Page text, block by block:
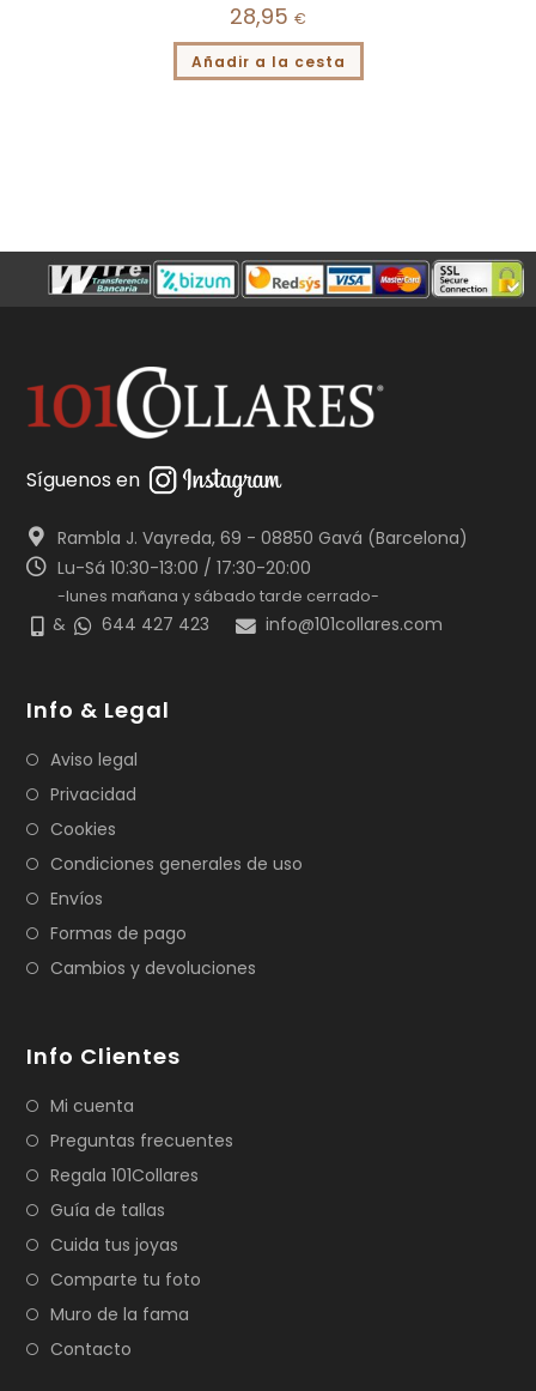
28,95 €
Añadir a la cesta
Síguenos en
Rambla J. Vayreda, 69 - 08850 Gavá (Barcelona)
Lu-Sá 10:30-13:00 / 17:30-20:00
-lunes mañana y sábado tarde cerrado-
& 644 427 423 info@101collares.com
Info & Legal
Aviso legal
Privacidad
Cookies
Condiciones generales de uso
Envíos
Formas de pago
Cambios y devoluciones
Info Clientes
Mi cuenta
Preguntas frecuentes
Regala 101Collares
Guía de tallas
Cuida tus joyas
Comparte tu foto
Muro de la fama
Contacto